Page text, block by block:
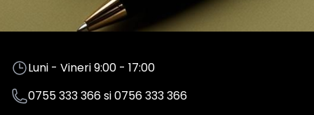
Luni - Vineri 9:00 - 17:00
0755 333 366si0756 333 366